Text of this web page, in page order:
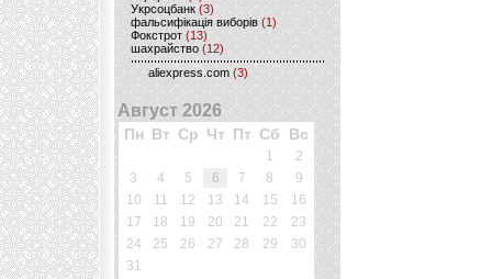
Укрсоцбанк (3)
фальсифікація виборів (1)
Фокстрот(13)
шахрайство (12)
aliexpress.com (3)
Август 2026
Пн Вт Ср Чт Пт Сб Вс
1
2
3
4 5 6 7 8
9
10
11 12 13 14 15
16
17
18 19 20 21 22
23
24
25 26 27 28 29
30
31